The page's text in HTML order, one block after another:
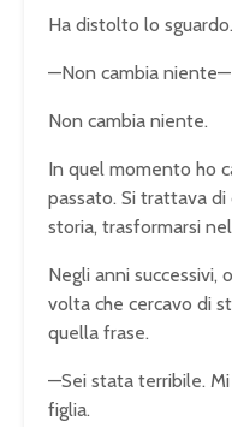
Ha distolto lo sguardo.
—Non cambia
Non cambia niente.
In quel momento ho
passato. Si trattava
storia, trasformarsi
Negli anni successivi,
volta che cercavo di
quella frase.
—Sei stata terribile.
figlia.